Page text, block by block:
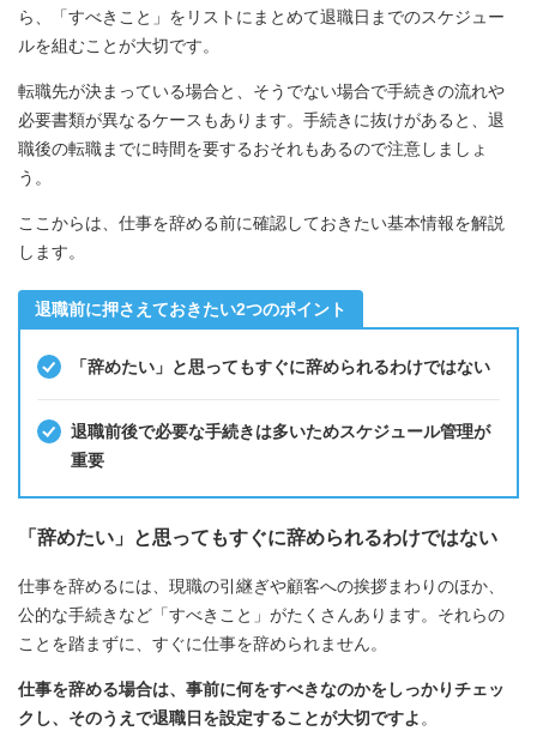
ら、「すべきこと」をリストにまとめて退職日までのスケジュー
ルを組むことが大切です。
転職先が決まっている場合と、そうでない場合で手続きの流れや
必要書類が異なるケースもあります。手続きに抜けがあると、退
職後の転職までに時間を要するおそれもあるので注意しましょ
う。
ここからは、仕事を辞める前に確認しておきたい基本情報を解説
します。
退職前に押さえておきたい2つのポイント
「辞めたい」と思ってもすぐに辞められるわけではない
退職前後で必要な手続きは多いためスケジュール管理が
重要
「辞めたい」と思ってもすぐに辞められるわけではない
仕事を辞めるには、現職の引継ぎや顧客への挨拶まわりのほか、
公的な手続きなど「すべきこと」がたくさんあります。それらの
ことを踏まずに、すぐに仕事を辞められません。
仕事を辞める場合は、事前に何をすべきなのかをしっかりチェッ
クし、そのうえで退職日を設定することが大切ですよ 。